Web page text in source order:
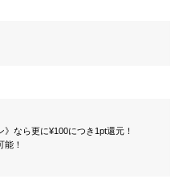
なら更に¥100につき1pt還元！
！